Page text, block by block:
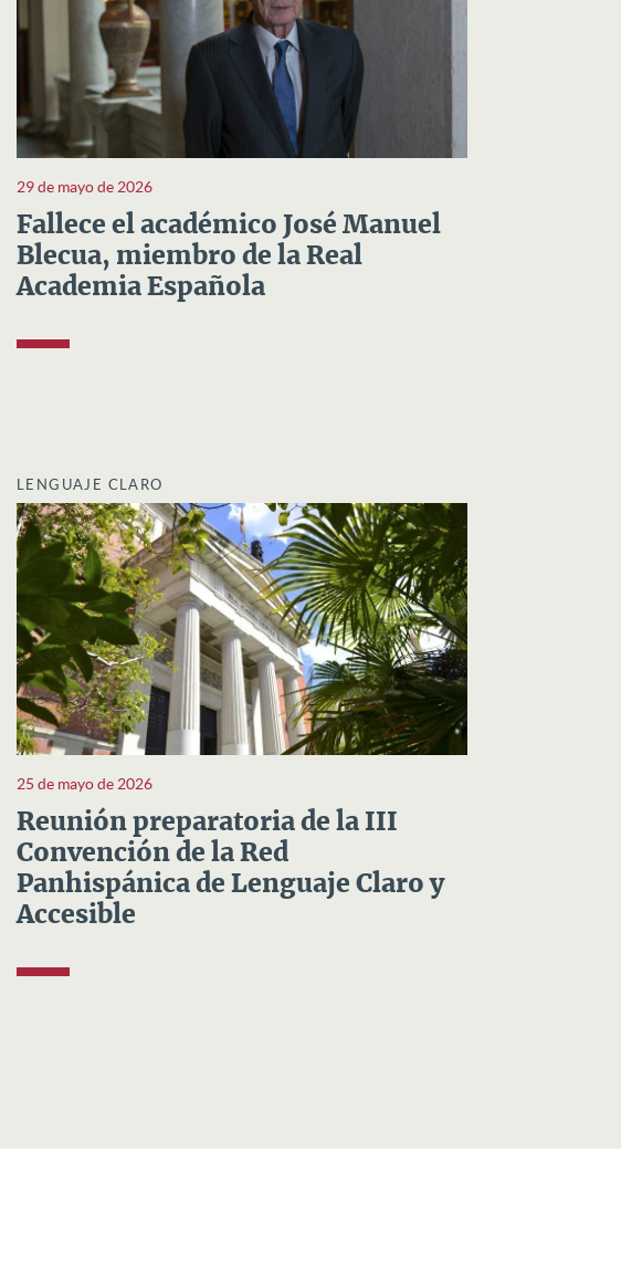
29 de mayo de 2026
Fallece el académico José Manuel
Blecua, miembro de la Real
Academia Española
LENGUAJE CLARO
25 de mayo de 2026
Reunión preparatoria de la III
Convención de la Red
Panhispánica de Lenguaje Claro y
Accesible